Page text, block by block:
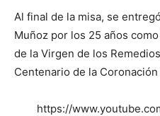
Al final de la misa, se
Muñoz por los 25 años
de la Virgen de los
Centenario de la Coronación
https://